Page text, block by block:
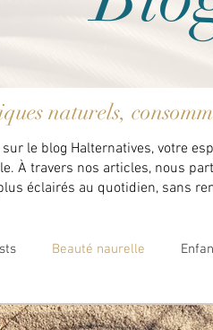
naturels,
le blog Halternatives, votre
À travers nos articles, nous
éclairés au quotidien, sans
Beauté naurelle
saine et zéro déchet